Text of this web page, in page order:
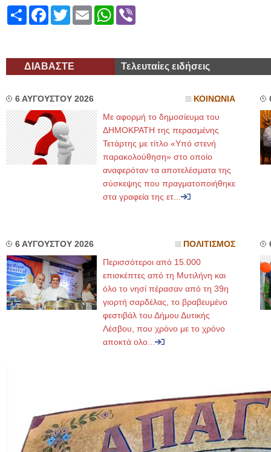
ShareFacebook
TwitterEmailWhatsApp
ΔΙΑΒΑΣΤΕ Τελευταίες ειδήσεις
6 ΑΥΓΟΥΣΤΟΥ 2026 ΚΟΙΝΩΝΙΑ
Με αφορμή το δημοσίευμα του
ΔΗΜΟΚΡΑΤΗ της περασμένης
Τετάρτης με τίτλο «Υπό στενή
παρακολούθηση» στο οποίο
αναφερόταν τα αποτελέσματα της
σύσκεψης που πραγματοποιήθηκε
στα γραφεία της ετ...
6 ΑΥΓΟΥΣΤΟΥ 2026 ΠΟΛΙΤΙΣΜΟΣ
Περισσότεροι από 15.000
επισκέπτες από τη Μυτιλήνη και
όλο το νησί πέρασαν από τη 39η
γιορτή σαρδέλας, το βραβευμένο
φεστιβάλ του Δήμου Δυτικής
Λέσβου, που χρόνο με το χρόνο
αποκτά ολο...